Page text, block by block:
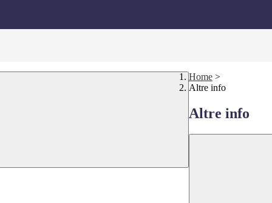
Home >
Altre info
Altre info